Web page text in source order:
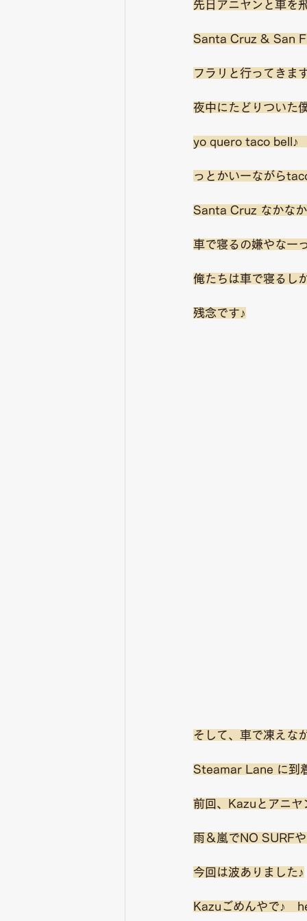
先日アニヤンと車を
Santa Cruz & San
フラリと行ってきま
夜中にたどりついた
yo quero taco bell♪
っとかいーながら
Santa Cruz なかな
車で寝るの嫌やなー
俺たちは車で寝るし
残念です♪
そして、車で凍えな
Steamar Lane に到
前回、Kazuとアニヤ
雨＆嵐でNO SURF
今回は波ありました♪
Kazuごめんやで♪　